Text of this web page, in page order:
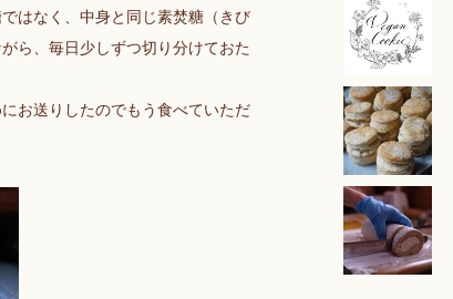
はなく、中身と同じ素焚糖（きび
ら、毎日少しずつ切り分けておた
お送りしたのでもう食べていただ